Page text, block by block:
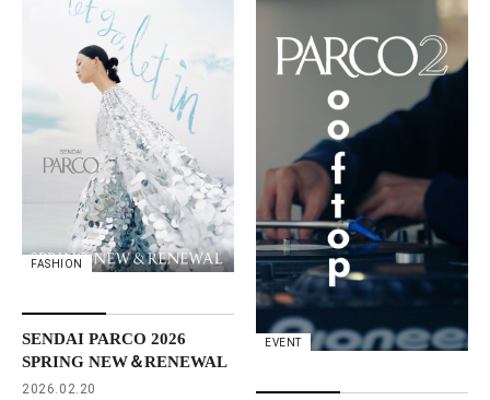
FASHION
SENDAI PARCO 2026
SPRING NEW＆RENEWAL
2026.02.20
EVENT